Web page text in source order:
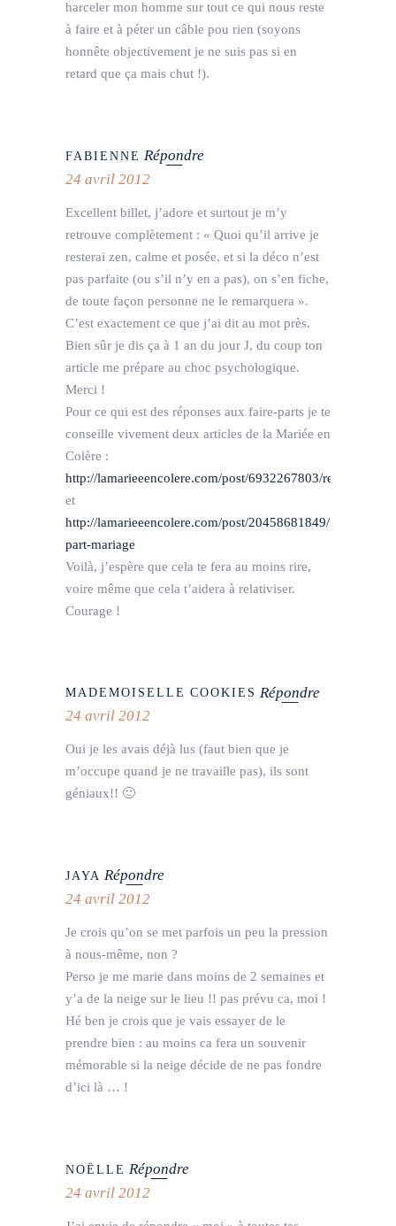
harceler mon homme sur tout ce qui nous reste
à faire et à péter un câble pou rien (soyons
honnête objectivement je ne suis pas si en
retard que ça mais chut !).
FABIENNE Répondre
24 avril 2012
Excellent billet, j’adore et surtout je m’y
retrouve complètement : « Quoi qu’il arrive je
resterai zen, calme et posée, et si la déco n’est
pas parfaite (ou s’il n’y en a pas), on s’en fiche,
de toute façon personne ne le remarquera ».
C’est exactement ce que j’ai dit au mot près.
Bien sûr je dis ça à 1 an du jour J, du coup ton
article me prépare au choc psychologique.
Merci !
Pour ce qui est des réponses aux faire-parts je te
conseille vivement deux articles de la Mariée en
Colère :
http://lamarieeencolere.com/post/6932267803/
et
http://lamarieeencolere.com/post/20458681849/faire-
part-mariage
Voilà, j’espère que cela te fera au moins rire,
voire même que cela t’aidera à relativiser.
Courage !
MADEMOISELLE COOKIES Répondre
24 avril 2012
Oui je les avais déjà lus (faut bien que je
m’occupe quand je ne travaille pas), ils sont
géniaux!! 🙂
JAYA Répondre
24 avril 2012
Je crois qu’on se met parfois un peu la pression
à nous-même, non ?
Perso je me marie dans moins de 2 semaines et
y’a de la neige sur le lieu !! pas prévu ca, moi !
Hé ben je crois que je vais essayer de le
prendre bien : au moins ca fera un souvenir
mémorable si la neige décide de ne pas fondre
d’ici là … !
NOËLLE Répondre
24 avril 2012